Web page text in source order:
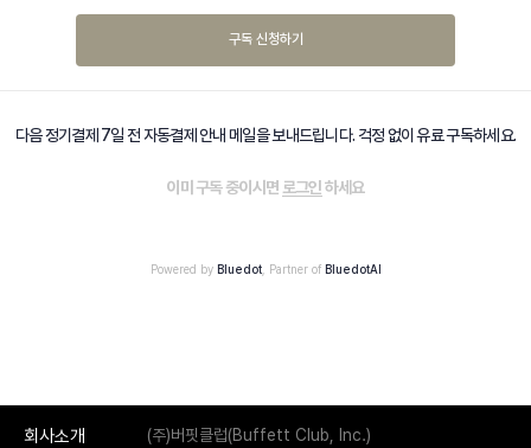
구독 신청하기
다음 정기결제 7일 전 자동결제 안내 메일을 보내드립니다. 걱정 없이 유료 구독하세요.
이미 구독 중이시면 로그인하세요
Powered by Bluedot, Partner of BluedotAI
회사소개
(주)버핏클럽(Buffett Club, Inc.)